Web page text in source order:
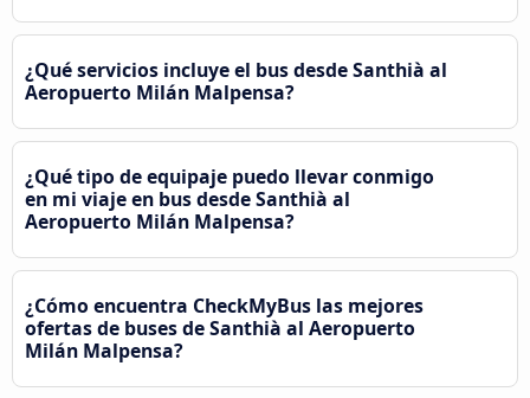
¿Qué servicios incluye el bus desde Santhià al
Aeropuerto Milán Malpensa?
¿Qué tipo de equipaje puedo llevar conmigo
en mi viaje en bus desde Santhià al
Aeropuerto Milán Malpensa?
¿Cómo encuentra CheckMyBus las mejores
ofertas de buses de Santhià al Aeropuerto
Milán Malpensa?